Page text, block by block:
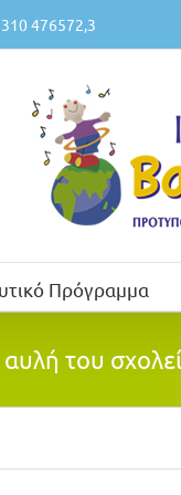
476572,3
Πρόγραμμα
του